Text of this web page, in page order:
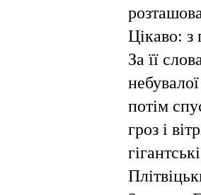
Цікаво: з
За її
потім
гроз і